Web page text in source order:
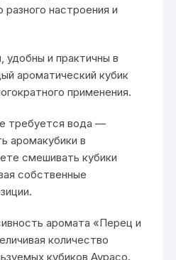
настроения и
удобны и практичны в
ароматический кубик
применения.
требуется вода —
аромакубики в
смешивать кубики
собственные
аромата «Перец и
количество
кубиков Аурасо.